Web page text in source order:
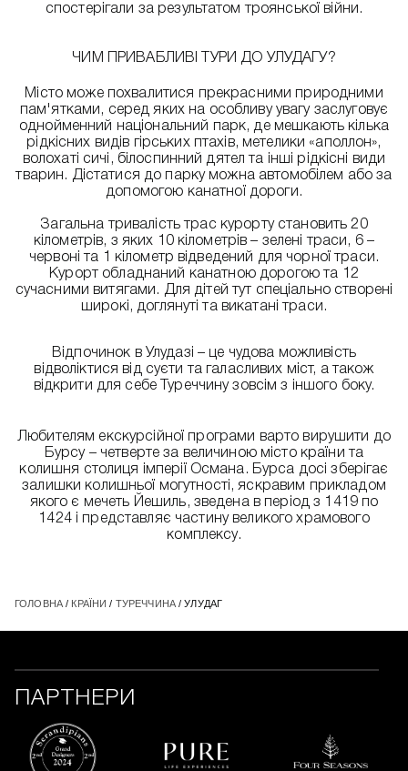
спостерігали за результатом троянської війни.
ЧИМ ПРИВАБЛИВІ ТУРИ ДО УЛУДАГУ?
Місто може похвалитися прекрасними природними
пам'ятками, серед яких на особливу увагу заслуговує
однойменний національний парк, де мешкають кілька
рідкісних видів гірських птахів, метелики «аполлон»,
волохаті сичі, білоспинний дятел та інші рідкісні види
тварин. Дістатися до парку можна автомобілем або за
допомогою канатної дороги.
Загальна тривалість трас курорту становить 20
кілометрів, з яких 10 кілометрів – зелені траси, 6 –
червоні та 1 кілометр відведений для чорної траси.
Курорт обладнаний канатною дорогою та 12
сучасними витягами. Для дітей тут спеціально створені
широкі, доглянуті та викатані траси.
Відпочинок в Улудазі – це чудова можливість
відволіктися від суєти та галасливих міст, а також
відкрити для себе Туреччину зовсім з іншого боку.
Любителям екскурсійної програми варто вирушити до
Бурсу – четверте за величиною місто країни та
колишня столиця імперії Османа. Бурса досі зберігає
залишки колишньої могутності, яскравим прикладом
якого є мечеть Йешиль, зведена в період з 1419 по
1424 і представляє частину великого храмового
комплексу.
ГОЛОВНА/ КРАЇНИ / ТУРЕЧЧИНА/ УЛУДАГ
ПАРТНЕРИ